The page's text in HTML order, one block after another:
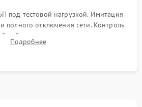
под тестовой нагрузкой. Имитация
полного отключения сети. Контроль
работы, температурного режима и
формы выходного сигнала.
Подробнее